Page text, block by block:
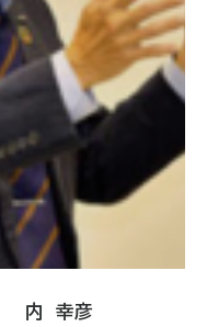
内 幸彦